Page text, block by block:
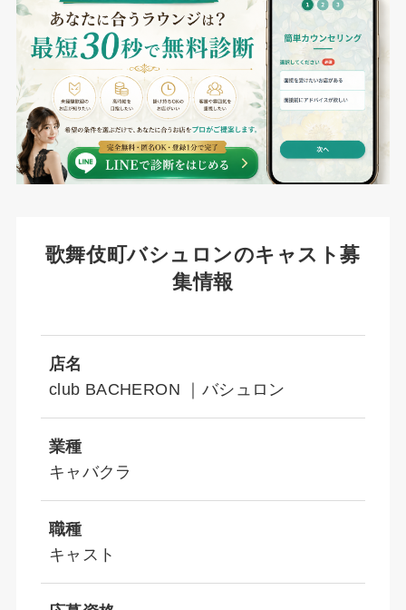
歌舞伎町バシュロンのキャスト募
集情報
店名
club BACHERON ｜バシュロン
業種
キャバクラ
職種
キャスト